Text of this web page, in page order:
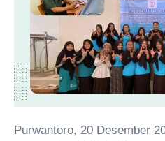
Purwantoro, 20 Desember